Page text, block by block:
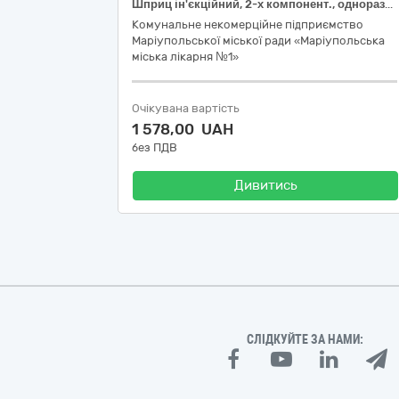
Шприц ін'єкційний, 2-х компонент., одноразовий, стерильний, 2 мл, одна голка в комплекті (НК 024:2023 - 47017 Шприц загального призначення одноразового використання; НК 031:2024 - А020199 ШПРИЦІ, ОДНОРАЗОВІ – ІНШЕ); Шприц ін'єкційний, 3-х компонент., одноразовий, стерильний, 5 мл, одна голка в комплекті (НК 024:2023 - 47017 Шприц загального призначення одноразового використання; НК 031:2024 - А020199 ШПРИЦІ, ОДНОРАЗОВІ – ІНШЕ); Шприц ін'єкційний, 3-х компонент., одноразовий, стерильний, 10 мл, одна голка в комплекті (НК 024:2023 - 47017 Шприц загального призначення одноразового використання; НК 031:2024 - А020199 ШПРИЦІ, ОДНОРАЗОВІ – ІНШЕ); Шприц інсуліновий U-100, 1мл, з інтегрованою голкою 29G (НК 024:2023 – 38501 Шприц інсуліновий з голкою стандартний, НК 031:2024 A02010601 - ІНСУЛІНОВІ ШПРИЦІ З ФІКСОВАНОЮ ГОЛКОЮ, ОДНОРАЗОВІ)
Комунальне некомерційне підприємство
Маріупольської міської ради «Маріупольська
міська лікарня №1»
Очікувана вартість
1 578,00 UAH
без ПДВ
Дивитись
СЛІДКУЙТЕ ЗА НАМИ: